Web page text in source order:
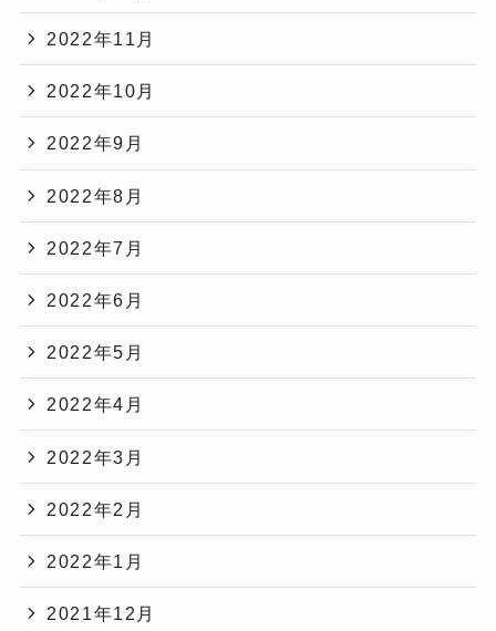
2022年11月
2022年10月
2022年9月
2022年8月
2022年7月
2022年6月
2022年5月
2022年4月
2022年3月
2022年2月
2022年1月
2021年12月